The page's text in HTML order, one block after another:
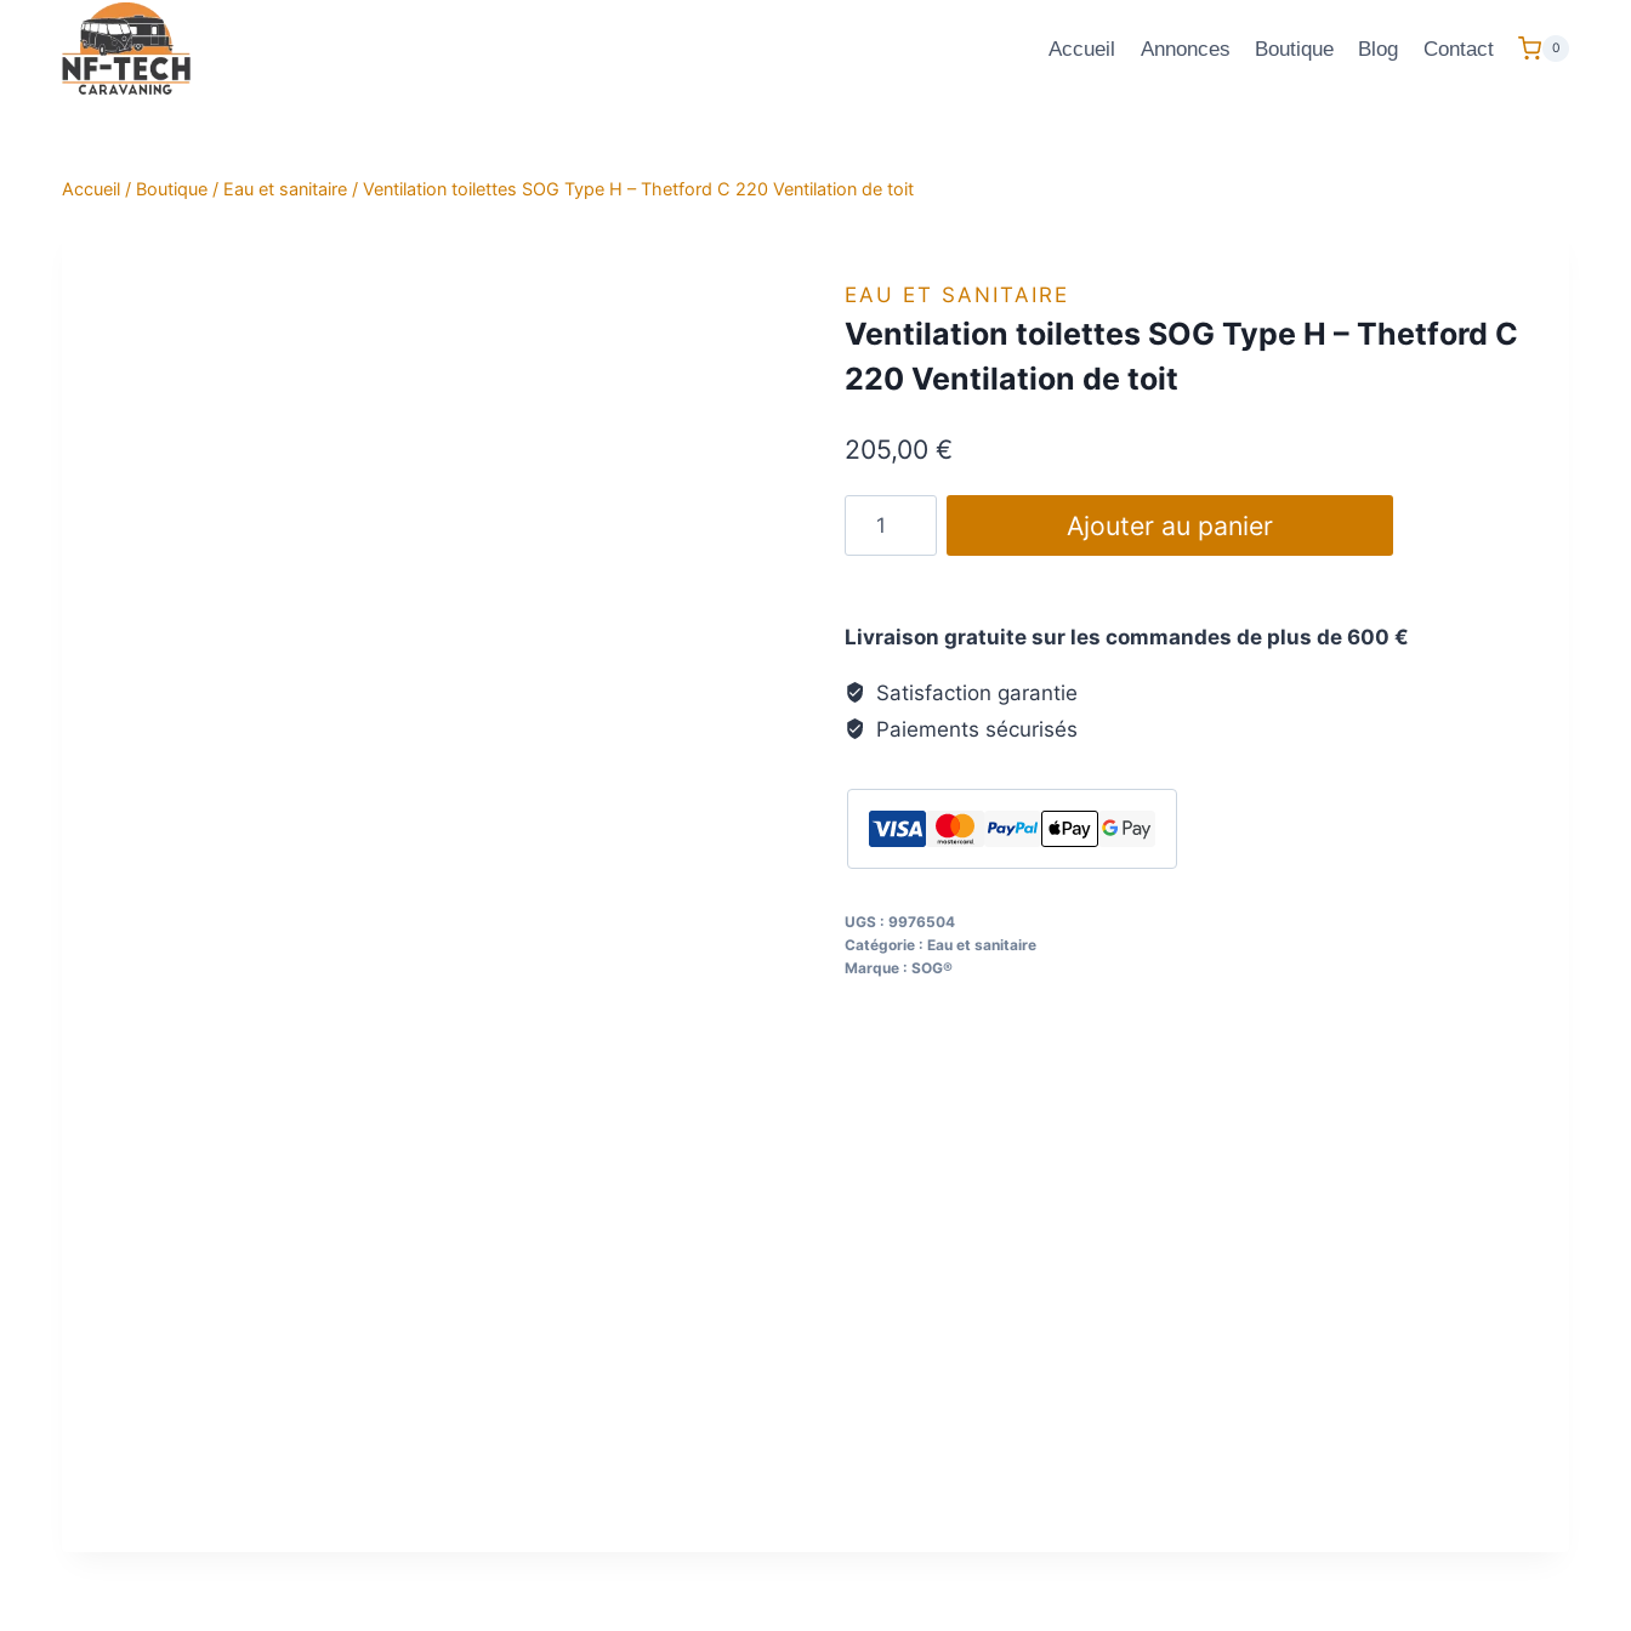
contenu
Accueil Annonces Boutique Blog Contact 0
Accueil / Boutique / Eau et sanitaire / Ventilation toilettes SOG Type H – Thetford C 220 Ventilation de toit
EAU ET SANITAIRE
Ventilation toilettes SOG Type H – Thetford C
220 Ventilation de toit
205,00 €
SOG
H
-
220
Ventilation
toit
Ajouter au panier
Livraison gratuite sur les commandes de plus de 600 €
Satisfaction garantie
Paiements sécurisés
UGS : 9976504
Catégorie : Eau et sanitaire
Marque : SOG®